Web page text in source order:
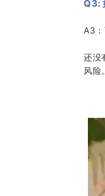
Q3:
A3
还没
风险